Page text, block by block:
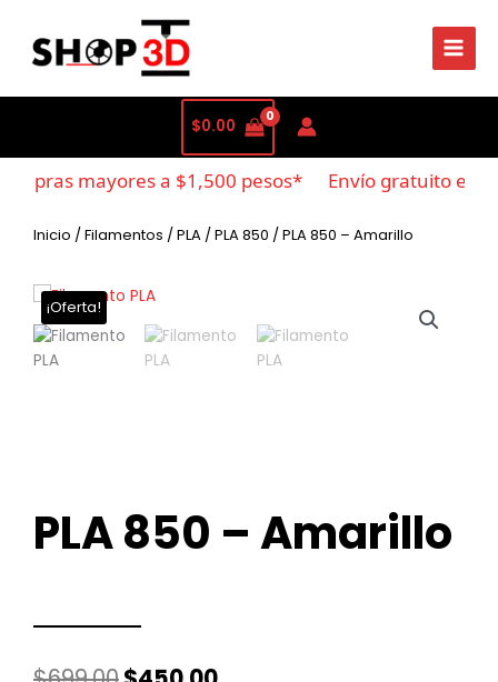
$0.00
mayores a $1,500 pesos* Envío gratuito en
Inicio /Filamentos /PLA /PLA 850 / PLA 850 – Amarillo
¡Oferta!
PLA 850 – Amarillo